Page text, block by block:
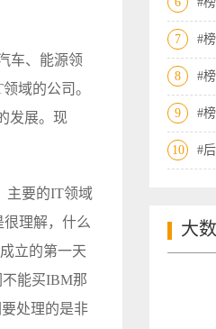
车、能源领
域的公司。
发展。现
主要的IT领域
理解，什么
立的第一天
能买IBM那
处理的是非
7 #
8 #
9 #
10 #
大